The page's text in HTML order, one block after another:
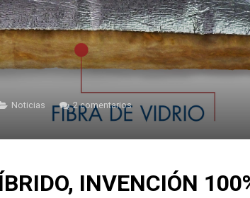
Noticias 2 comentarios
INVENCIÓN